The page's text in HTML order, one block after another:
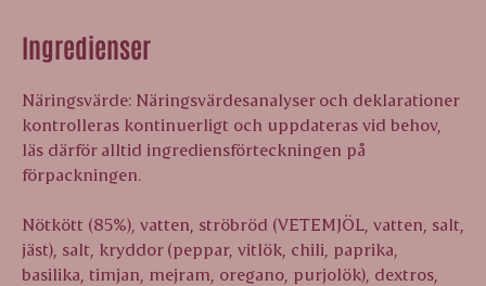
Ingredienser
Näringsvärde: Näringsvärdesanalyser och deklarationer
kontrolleras kontinuerligt och uppdateras vid behov,
läs därför alltid ingrediensförteckningen på
förpackningen.
Nötkött (85%), vatten, ströbröd (VETEMJÖL, vatten, salt,
jäst), salt, kryddor (peppar, vitlök, chili, paprika,
basilika, timjan, mejram, oregano, purjolök), dextros,